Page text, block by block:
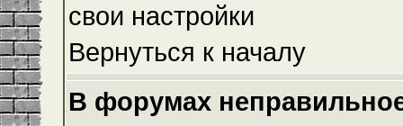
свои настройки
Вернуться к началу
В форумах